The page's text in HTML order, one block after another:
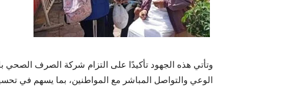
وتأتي هذه الجهود تأكيدًا على التزام شركة الصرف الصحي
الوعي والتواصل المباشر مع المواطنين، بما يسهم في